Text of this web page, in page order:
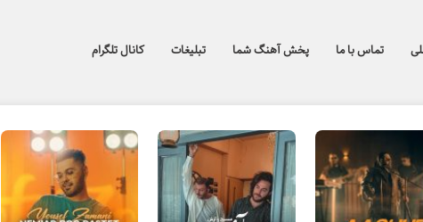
تماس با ما پخش آهنگ شما تبلیغات کانال تلگرام